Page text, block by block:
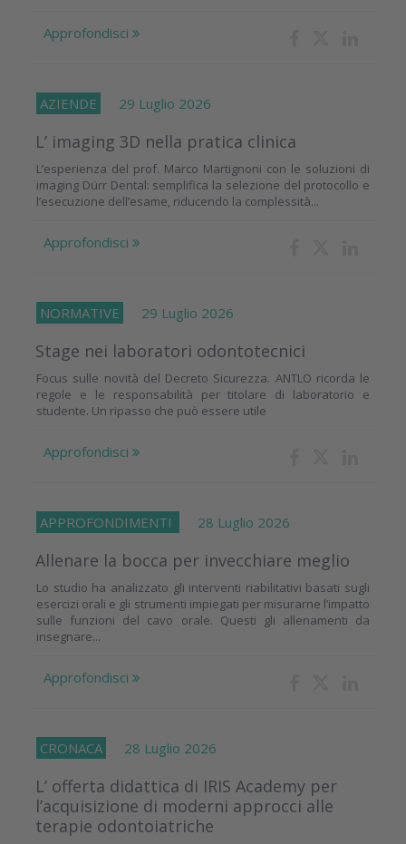
Approfondisci
AZIENDE 29 Luglio 2026
L’ imaging 3D nella pratica clinica
L’esperienza del prof. Marco Martignoni con le soluzioni di
imaging Dürr Dental: semplifica la selezione del protocollo e
l’esecuzione dell’esame, riducendo la complessità...
Approfondisci
NORMATIVE 29 Luglio 2026
Stage nei laboratori odontotecnici
Focus sulle novità del Decreto Sicurezza. ANTLO ricorda le
regole e le responsabilità per titolare di laboratorio e
studente. Un ripasso che può essere utile
Approfondisci
APPROFONDIMENTI 28 Luglio 2026
Allenare la bocca per invecchiare meglio
Lo studio ha analizzato gli interventi riabilitativi basati sugli
esercizi orali e gli strumenti impiegati per misurarne l’impatto
sulle funzioni del cavo orale. Questi gli allenamenti da
insegnare...
Approfondisci
CRONACA 28 Luglio 2026
L’ offerta didattica di IRIS Academy per
l’acquisizione di moderni approcci alle
terapie odontoiatriche